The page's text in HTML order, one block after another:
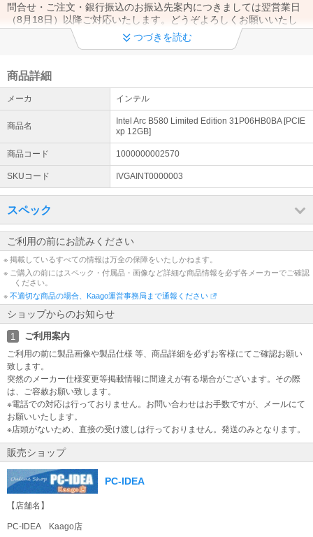
問合せ・ご注文・銀行振込のお振込先案内につきましては翌営業日
（8月18日）以降ご対応いたします。どうぞよろしくお願いいたし
ます。
7月28日(火）に発生した地震の影響により、九州地域への配達遅延
が発生しております。 詳細はヤマト運輸HPにてご確認ください→ h
ttps://www.yamato-hd.co.jp
営業時間について
土日祝日休業。出荷は営業日の午後2時まで（銀行振込のご注文はお
昼1時着金分まで）当日出荷いたします。お問合せ回答は1-2営業日
かかる場合がございます。
適格請求書（インボイス）について
納品書、請求書、領収書がインボイス対応様式です。特にご指定が
ない場合は納品書(兼インボイス)を商品に同封いたします。 [登録番
号：T3010001068958 興隆商事株式会社]
領収書について
出荷完了メールに領収書発行用のURLリンクが記載されています。
そちらのリンクよりご発行ください。※代金引換のご注文は対象外と
なります。お支払時に運送会社より発行となります。
商品不具合のお問合せについて
不具合等のご連絡をいただく際に、症状、商品のSN（シリアルナン
バー）、PCの構成を併せてご連絡をお願いいたします。
つづきを読む
商品詳細
メーカ インテル
商品名
Intel Arc B580 Limited Edition 31P06HB0BA [PCIE
xp 12GB]
商品コード 1000000002570
SKUコード IVGAINT0000003
スペック
ご利用の前にお読みください
※ 掲載しているすべての情報は万全の保障をいたしかねます。
※ ご購入の前にはスペック・付属品・画像など詳細な商品情報を必ず各メーカーでご確認
ください。
※ 不適切な商品の場合、Kaago運営事務局まで通報ください
ショップからのお知らせ
1 ご利用案内
ご利用の前に製品画像や製品仕様 等、商品詳細を必ずお客様にてご確認お願い
致します。
突然のメーカー仕様変更等掲載情報に間違えが有る場合がございます。その際
は、ご容赦お願い致します。
※電話での対応は行っておりません。お問い合わせはお手数ですが、メールにて
お願いいたします。
※店頭がないため、直接の受け渡しは行っておりません。発送のみとなります。
販売ショップ
PC-IDEA
【店舗名】
PC-IDEA Kaago店